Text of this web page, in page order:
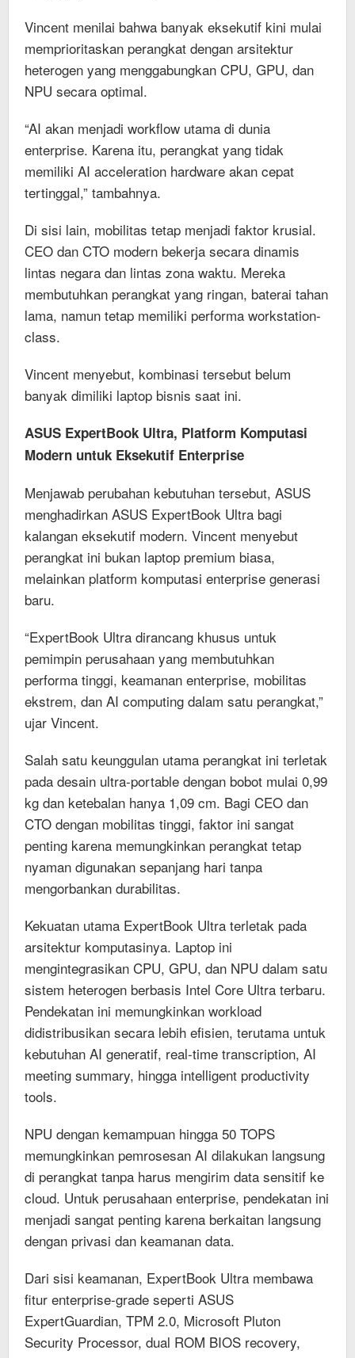
Vincent menilai bahwa banyak eksekutif kini mulai
memprioritaskan perangkat dengan arsitektur
heterogen yang menggabungkan CPU, GPU, dan
NPU secara optimal.
“AI akan menjadi workflow utama di dunia
enterprise. Karena itu, perangkat yang tidak
memiliki AI acceleration hardware akan cepat
tertinggal,” tambahnya.
Di sisi lain, mobilitas tetap menjadi faktor krusial.
CEO dan CTO modern bekerja secara dinamis
lintas negara dan lintas zona waktu. Mereka
membutuhkan perangkat yang ringan, baterai tahan
lama, namun tetap memiliki performa workstation-
class.
Vincent menyebut, kombinasi tersebut belum
banyak dimiliki laptop bisnis saat ini.
ASUS ExpertBook Ultra, Platform Komputasi
Modern untuk Eksekutif Enterprise
Menjawab perubahan kebutuhan tersebut, ASUS
menghadirkan ASUS ExpertBook Ultra bagi
kalangan eksekutif modern. Vincent menyebut
perangkat ini bukan laptop premium biasa,
melainkan platform komputasi enterprise generasi
baru.
“ExpertBook Ultra dirancang khusus untuk
pemimpin perusahaan yang membutuhkan
performa tinggi, keamanan enterprise, mobilitas
ekstrem, dan AI computing dalam satu perangkat,”
ujar Vincent.
Salah satu keunggulan utama perangkat ini terletak
pada desain ultra-portable dengan bobot mulai 0,99
kg dan ketebalan hanya 1,09 cm. Bagi CEO dan
CTO dengan mobilitas tinggi, faktor ini sangat
penting karena memungkinkan perangkat tetap
nyaman digunakan sepanjang hari tanpa
mengorbankan durabilitas.
Kekuatan utama ExpertBook Ultra terletak pada
arsitektur komputasinya. Laptop ini
mengintegrasikan CPU, GPU, dan NPU dalam satu
sistem heterogen berbasis Intel Core Ultra terbaru.
Pendekatan ini memungkinkan workload
didistribusikan secara lebih efisien, terutama untuk
kebutuhan AI generatif, real-time transcription, AI
meeting summary, hingga intelligent productivity
tools.
NPU dengan kemampuan hingga 50 TOPS
memungkinkan pemrosesan AI dilakukan langsung
di perangkat tanpa harus mengirim data sensitif ke
cloud. Untuk perusahaan enterprise, pendekatan ini
menjadi sangat penting karena berkaitan langsung
dengan privasi dan keamanan data.
Dari sisi keamanan, ExpertBook Ultra membawa
fitur enterprise-grade seperti ASUS
ExpertGuardian, TPM 2.0, Microsoft Pluton
Security Processor, dual ROM BIOS recovery,